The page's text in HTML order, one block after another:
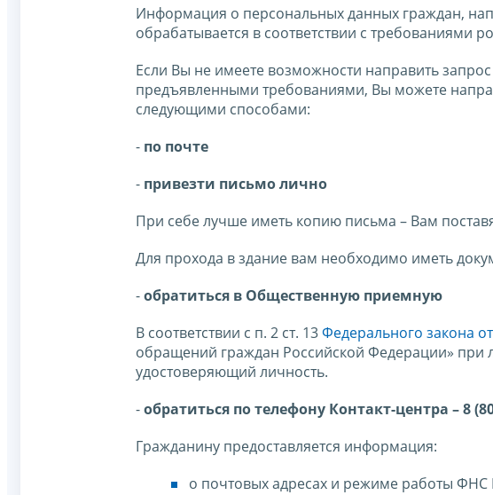
Информация о персональных данных граждан,
обрабатывается в соответствии с требованиями
Если Вы не имеете возможности направить
предъявленными требованиями, Вы можете
следующими способами:
- по почте
- привезти письмо лично
При себе лучше иметь копию письма – Вам
Для прохода в здание вам необходимо иметь
-обратиться в Общественную приемную
В соответствии с п. 2 ст. 13Федерального закона
обращений граждан Российской Федерации»
удостоверяющий личность.
-обратиться по телефону Контакт-центра – 8
Гражданину предоставляется информация:
о почтовых адресах и режиме работы ФНС